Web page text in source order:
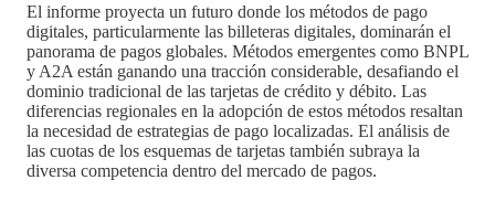
El informe proyecta un futuro donde los métodos de pago
digitales, particularmente las billeteras digitales, dominarán el
panorama de pagos globales. Métodos emergentes como BNPL
y A2A están ganando una tracción considerable, desafiando el
dominio tradicional de las tarjetas de crédito y débito. Las
diferencias regionales en la adopción de estos métodos resaltan
la necesidad de estrategias de pago localizadas. El análisis de
las cuotas de los esquemas de tarjetas también subraya la
diversa competencia dentro del mercado de pagos.